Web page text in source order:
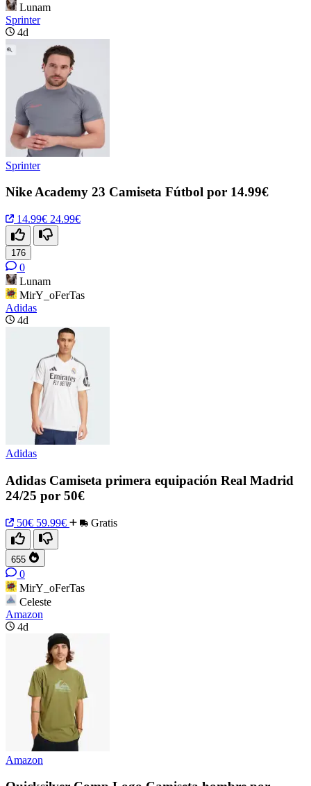
Lunam
Sprinter
4d
Sprinter
Nike Academy 23 Camiseta Fútbol por 14.99€
14.99€ 24.99€
176
0
Lunam
MirY_oFerTas
Adidas
4d
Adidas
Adidas Camiseta primera equipación Real Madrid
24/25 por 50€
50€ 59.99€ Gratis
655
0
MirY_oFerTas
Celeste
Amazon
4d
Amazon